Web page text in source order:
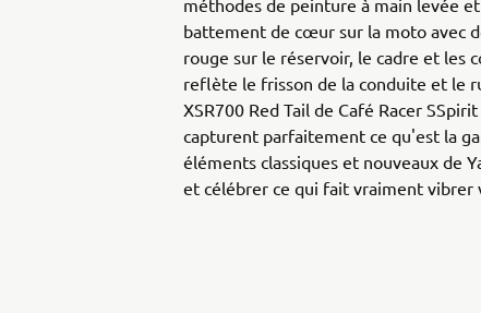
méthodes de peinture à main levée
battement de cœur sur la moto avec
rouge sur le réservoir, le cadre et les
reflète le frisson de la conduite et le
XSR700 Red Tail de Café Racer
capturent parfaitement ce qu'est la
éléments classiques et nouveaux de
et célébrer ce qui fait vraiment